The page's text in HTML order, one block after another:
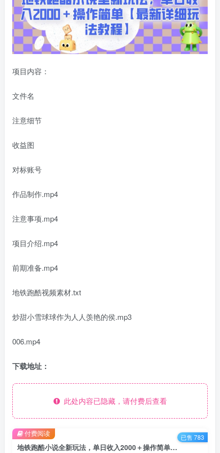
项目内容：
文件名
注意细节
收益图
对标账号
作品制作.mp4
注意事项.mp4
项目介绍.mp4
前期准备.mp4
地铁跑酷视频素材.txt
炒甜小雪球球作为人人羡艳的侯.mp3
006.mp4
下载地址：
此处内容已隐藏，请付费后查看
地铁跑酷小说全新玩法，单日收入2000＋操作简单【最新详细玩法教程】【揭秘】
付费阅读 已售 783